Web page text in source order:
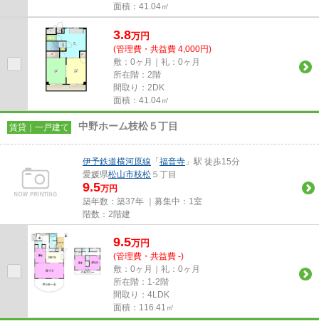
面積：41.04㎡
3.8万円
(管理費・共益費 4,000円)
敷：0ヶ月｜礼：0ヶ月
所在階：2階
間取り：2DK
面積：41.04㎡
賃貸｜一戸建て 中野ホーム枝松５丁目
伊予鉄道横河原線 「 福音寺 」駅 徒歩15分
愛媛県松山市枝松 ５丁目
9.5万円
築年数：築37年 ｜募集中： 1室
階数：2階建
9.5万円
(管理費・共益費 -)
敷：0ヶ月｜礼：0ヶ月
所在階：1-2階
間取り：4LDK
面積：116.41㎡